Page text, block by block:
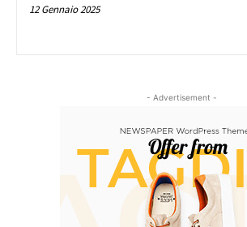
12 Gennaio 2025
- Advertisement -